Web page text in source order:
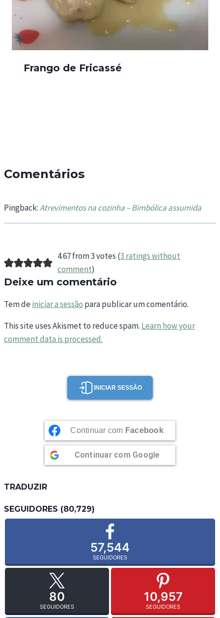
Frango de Fricassé
Comentários
Pingback:Atrevimentos na cozinha – Bimbólica assumida
4.67 from 3 votes (3 ratings without
comment)
Deixe um comentário
Tem deiniciar a sessão para publicar um comentário.
This site uses Akismet to reduce spam. Learn how your
comment data is processed.
INICIAR SESSÃO
Continuar com Facebook
Continuar com Google
TRADUZIR
SEGUIDORES (80,729)
57,544
SEGUIDORES
80
SEGUIDORES
10,957
SEGUIDORES